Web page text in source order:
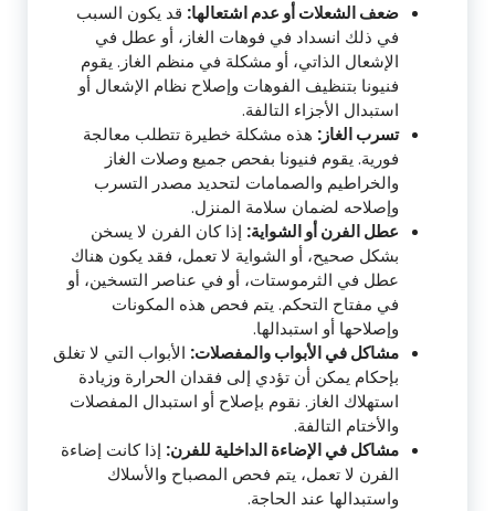
ضعف الشعلات أو عدم اشتعالها: قد يكون السبب
في ذلك انسداد في فوهات الغاز، أو عطل في
الإشعال الذاتي، أو مشكلة في منظم الغاز. يقوم
فنيونا بتنظيف الفوهات وإصلاح نظام الإشعال أو
استبدال الأجزاء التالفة.
تسرب الغاز: هذه مشكلة خطيرة تتطلب معالجة
فورية. يقوم فنيونا بفحص جميع وصلات الغاز
والخراطيم والصمامات لتحديد مصدر التسرب
وإصلاحه لضمان سلامة المنزل.
عطل الفرن أو الشواية: إذا كان الفرن لا يسخن
بشكل صحيح، أو الشواية لا تعمل، فقد يكون هناك
عطل في الثرموستات، أو في عناصر التسخين، أو
في مفتاح التحكم. يتم فحص هذه المكونات
وإصلاحها أو استبدالها.
مشاكل في الأبواب والمفصلات: الأبواب التي لا تغلق
بإحكام يمكن أن تؤدي إلى فقدان الحرارة وزيادة
استهلاك الغاز. نقوم بإصلاح أو استبدال المفصلات
والأختام التالفة.
مشاكل في الإضاءة الداخلية للفرن: إذا كانت إضاءة
الفرن لا تعمل، يتم فحص المصباح والأسلاك
واستبدالها عند الحاجة.